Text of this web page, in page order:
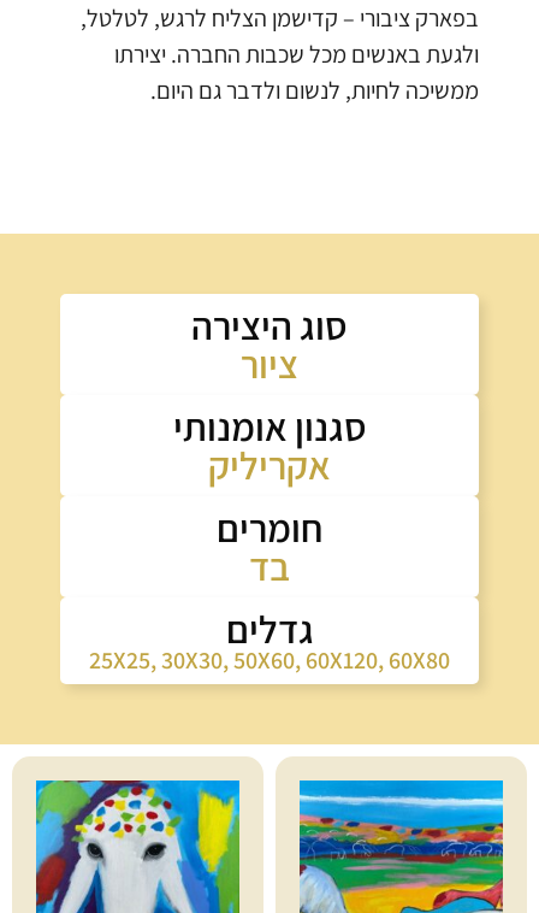
בפארק ציבורי – קדישמן הצליח לרגש, לטלטל,
ולגעת באנשים מכל שכבות החברה. יצירתו
ממשיכה לחיות, לנשום ולדבר גם היום.
סוג היצירה
ציור
סגנון אומנותי
אקריליק
חומרים
בד
גדלים
25X25,30X30,50X60,60X120,60X80